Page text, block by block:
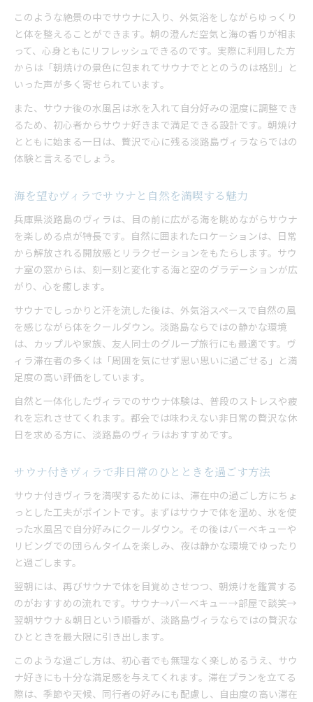
サウナ付きヴィラで実現する理想の休日スタイル
淡路島の自然と調和したサウナの感動体験
朝焼けを楽しむヴィラで非日常を深く味わう
ヴィラで叶う海を望むサウナ体験のすすめ
海を望むヴィラサウナで心身をリフレッシュ
淡路島ヴィラで味わう絶景サウナ体験の流れ
サウナ付きヴィラで感じる自然との一体感
ヴィラで叶えるサウナ好きの理想的な時間
グループで楽しむ淡路島サウナ付きヴィラ
友人や家族で満喫する淡路島ヴィラサウナ体験
サウナとリビングで楽しむ非日常のひととき
大人数グループにおすすめのヴィラ滞在術
ヴィラサウナで絆を深めるグループ休日のコツ
朝日とともに心整うサウナヴィラの過ごし方
朝焼けとサウナで始めるヴィラの贅沢な一日
淡路島ヴィラで心身を整える朝のルーティン
サウナ付きヴィラで味わう特別な朝の過ごし方
朝日を眺めるサウナ体験でリセットする休日
ヴィラならではの静かな朝とサウナの魅力
このような絶景の中でサウナに入り、外気浴をしながらゆっくり
と体を整えることができます。朝の澄んだ空気と海の香りが相ま
って、心身ともにリフレッシュできるのです。実際に利用した方
からは「朝焼けの景色に包まれてサウナでととのうのは格別」と
いった声が多く寄せられています。
また、サウナ後の水風呂は氷を入れて自分好みの温度に調整でき
るため、初心者からサウナ好きまで満足できる設計です。朝焼け
とともに始まる一日は、贅沢で心に残る淡路島ヴィラならではの
体験と言えるでしょう。
海を望むヴィラでサウナと自然を満喫する魅力
兵庫県淡路島のヴィラは、目の前に広がる海を眺めながらサウナ
を楽しめる点が特長です。自然に囲まれたロケーションは、日常
から解放される開放感とリラクゼーションをもたらします。サウ
ナ室の窓からは、刻一刻と変化する海と空のグラデーションが広
がり、心を癒します。
サウナでしっかりと汗を流した後は、外気浴スペースで自然の風
を感じながら体をクールダウン。淡路島ならではの静かな環境
は、カップルや家族、友人同士のグループ旅行にも最適です。ヴ
ィラ滞在者の多くは「周囲を気にせず思い思いに過ごせる」と満
足度の高い評価をしています。
自然と一体化したヴィラでのサウナ体験は、普段のストレスや疲
れを忘れさせてくれます。都会では味わえない非日常の贅沢な休
日を求める方に、淡路島のヴィラはおすすめです。
サウナ付きヴィラで非日常のひとときを過ごす方法
サウナ付きヴィラを満喫するためには、滞在中の過ごし方にちょ
っとした工夫がポイントです。まずはサウナで体を温め、氷を使
った水風呂で自分好みにクールダウン。その後はバーベキューや
リビングでの団らんタイムを楽しみ、夜は静かな環境でゆったり
と過ごします。
翌朝には、再びサウナで体を目覚めさせつつ、朝焼けを鑑賞する
のがおすすめの流れです。サウナ→バーベキュー→部屋で談笑→
翌朝サウナ＆朝日という順番が、淡路島ヴィラならではの贅沢な
ひとときを最大限に引き出します。
このような過ごし方は、初心者でも無理なく楽しめるうえ、サウ
ナ好きにも十分な満足感を与えてくれます。滞在プランを立てる
際は、季節や天候、同行者の好みにも配慮し、自由度の高い滞在